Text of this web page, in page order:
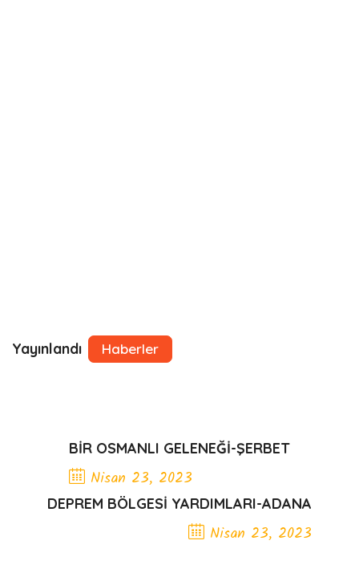
Yayınlandı Haberler
BİR OSMANLI GELENEĞİ-ŞERBET
Nisan 23, 2023
Previous Post
DEPREM BÖLGESİ YARDIMLARI-ADANA
Nisan 23, 2023